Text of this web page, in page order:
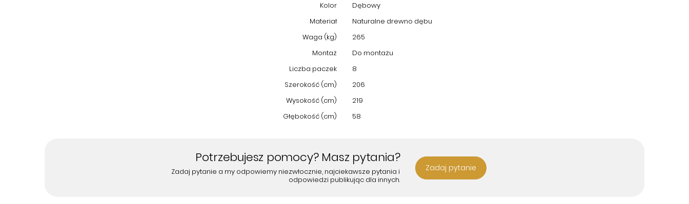
Kolor
Dębowy
Materiał
Naturalne drewno dębu
Waga (kg)
265
Montaż
Do montażu
Liczba paczek
8
Szerokość (cm)
206
Wysokość (cm)
219
Głębokość (cm)
58
Potrzebujesz pomocy? Masz pytania?
Zadaj pytanie a my odpowiemy niezwłocznie, najciekawsze pytania i
odpowiedzi publikując dla innych.
Zadaj pytanie